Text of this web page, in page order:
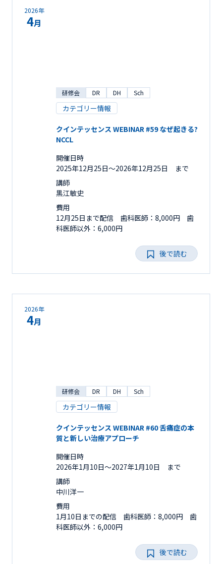
2026年
4月
研修会 DR DH Sch
カテゴリー情報
クインテッセンス WEBINAR #59 なぜ起きる?
NCCL
開催日時
2025年12月25日〜2026年12月25日 まで
講師
黒江敏史
費用
12月25日まで配信 歯科医師：8,000円 歯
科医師以外：6,000円
後で読む
2026年
4月
研修会 DR DH Sch
カテゴリー情報
クインテッセンス WEBINAR #60 舌痛症の本
質と新しい治療アプローチ
開催日時
2026年1月10日〜2027年1月10日 まで
講師
中川洋一
費用
1月10日までの配信 歯科医師：8,000円 歯
科医師以外：6,000円
後で読む